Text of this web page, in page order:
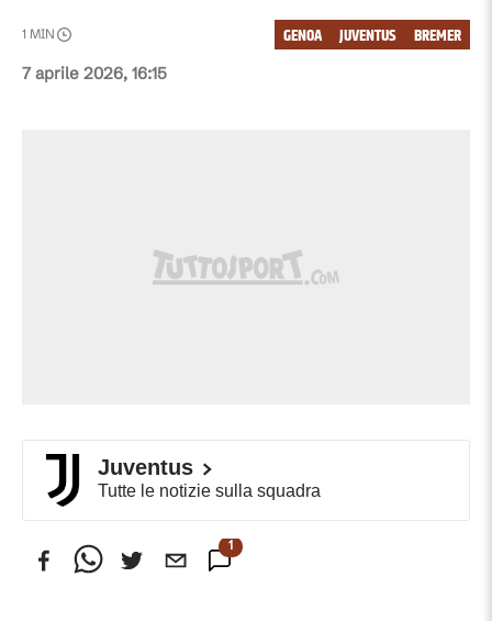
7 aprile 2026, 16:15
1 MIN BREMER
JUVENTUS
GENOA
Juventus
Tutte le notizie sulla squadra
1